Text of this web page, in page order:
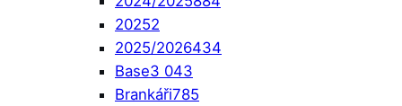
20252
2025/2026434
Base3 043
Brankáři785